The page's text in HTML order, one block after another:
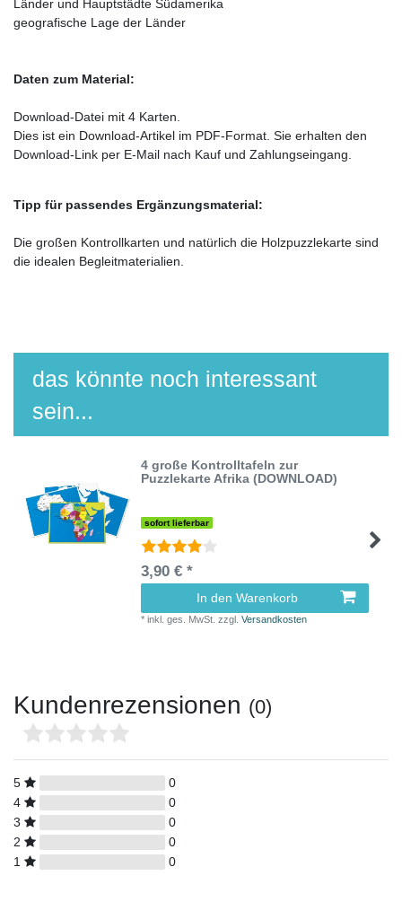
Länder und Hauptstädte Südamerika
geografische Lage der Länder
Daten zum Material:
Download-Datei mit 4 Karten.
Dies ist ein Download-Artikel im PDF-Format. Sie erhalten den
Download-Link per E-Mail nach Kauf und Zahlungseingang.
Tipp für passendes Ergänzungsmaterial:
Die großen Kontrollkarten und natürlich die Holzpuzzlekarte sind
die idealen Begleitmaterialien.
das könnte noch interessant
sein...
4 große Kontrolltafeln zur
Puzzlekarte Afrika (DOWNLOAD)
sofort lieferbar
3,90 € *
In den Warenkorb
*inkl. ges. MwSt. zzgl.Versandkosten
Kundenrezensionen (0)
5
0
4
0
3
0
2
0
1
0